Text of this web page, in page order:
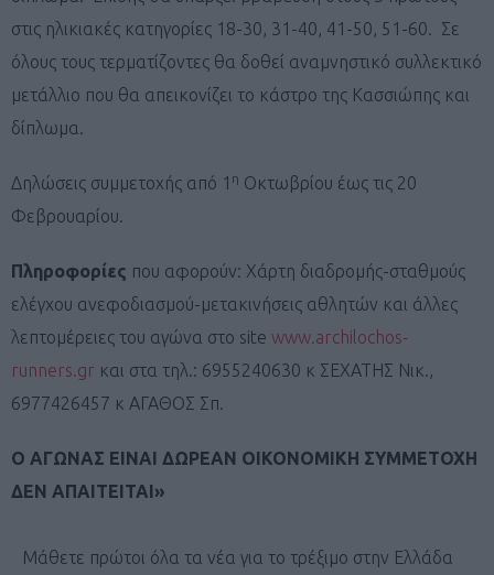
στις ηλικιακές κατηγορίες 18-30, 31-40, 41-50, 51-60. Σε
όλους τους τερματίζοντες θα δοθεί αναμνηστικό συλλεκτικό
μετάλλιο που θα απεικονίζει το κάστρο της Κασσιώπης και
δίπλωμα.
Δηλώσεις συμμετοχής από 1 η Οκτωβρίου έως τις 20
Φεβρουαρίου.
Πληροφορίες που αφορούν: Χάρτη διαδρομής-σταθμούς
ελέγχου ανεφοδιασμού-μετακινήσεις αθλητών και άλλες
λεπτομέρειες του αγώνα στο site www.archilochos-
runners.gr και στα τηλ.: 6955240630 κ ΣΕΧΑΤΗΣ Νικ.,
6977426457 κ ΑΓΑΘΟΣ Σπ.
Ο ΑΓΩΝΑΣ ΕΙΝΑΙ ΔΩΡΕΑΝ ΟΙΚΟΝΟΜΙΚΗ ΣΥΜΜΕΤΟΧΗ
ΔΕΝ ΑΠΑΙΤΕΙΤΑΙ»
Μάθετε πρώτοι όλα τα νέα για το τρέξιμο στην Ελλάδα